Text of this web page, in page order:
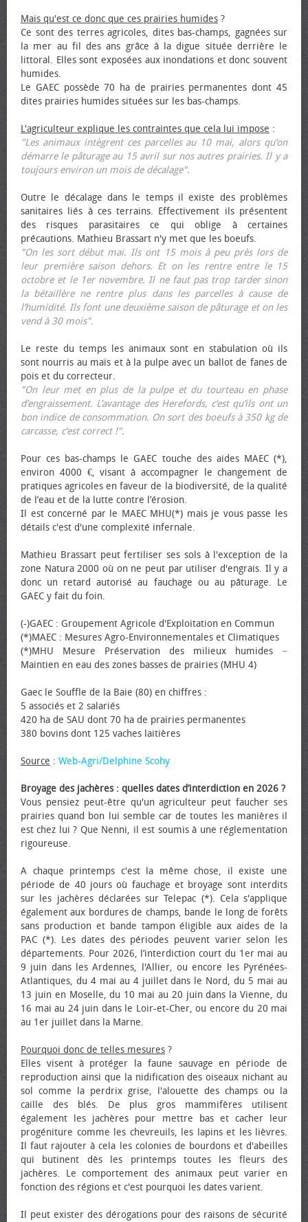
Mais qu'est ce donc que ces prairies humides ?
Ce sont des terres agricoles, dites bas-champs, gagnées sur
la mer au fil des ans grâce à la digue située derrière le
littoral. Elles sont exposées aux inondations et donc souvent
humides.
Le GAEC possède 70 ha de prairies permanentes dont 45
dites prairies humides situées sur les bas-champs.
L'agriculteur explique les contraintes que cela lui impose :
"Les animaux intègrent ces parcelles au 10 mai, alors qu’on
démarre le pâturage au 15 avril sur nos autres prairies. Il y a
toujours environ un mois de décalage".
Outre le décalage dans le temps il existe des problèmes
sanitaires liés à ces terrains. Effectivement ils présentent
des risques parasitaires ce qui oblige à certaines
précautions. Mathieu Brassart n'y met que les bœufs.
"On les sort début mai. Ils ont 15 mois à peu près lors de
leur première saison dehors. Et on les rentre entre le 15
octobre et le 1er novembre. Il ne faut pas trop tarder sinon
la bétaillère ne rentre plus dans les parcelles à cause de
l’humidité. Ils font une deuxième saison de pâturage et on les
vend à 30 mois".
Le reste du temps les animaux sont en stabulation où ils
sont nourris au maïs et à la pulpe avec un ballot de fanes de
pois et du correcteur.
"On leur met en plus de la pulpe et du tourteau en phase
d’engraissement. L’avantage des Herefords, c’est qu’ils ont un
bon indice de consommation. On sort des bœufs à 350 kg de
carcasse, c’est correct !".
Pour ces bas-champs le GAEC touche des aides MAEC (*),
environ 4000 €, visant à accompagner le changement de
pratiques agricoles en faveur de la biodiversité, de la qualité
de l’eau et de la lutte contre l’érosion.
Il est concerné par le MAEC MHU(*) mais je vous passe les
détails c'est d'une complexité infernale.
Mathieu Brassart peut fertiliser ses sols à l'exception de la
zone Natura 2000 où on ne peut par utiliser d'engrais. Il y a
donc un retard autorisé au fauchage ou au pâturage. Le
GAEC y fait du foin.
(-)GAEC : Groupement Agricole d'Exploitation en Commun
(*)MAEC : Mesures Agro-Environnementales et Climatiques
(*)MHU Mesure Préservation des milieux humides −
Maintien en eau des zones basses de prairies (MHU 4)
Gaec le Souffle de la Baie (80) en chiffres :
5 associés et 2 salariés
420 ha de SAU dont 70 ha de prairies permanentes
380 bovins dont 125 vaches laitières
Source : Web-Agri/Delphine Scohy
Broyage des jachères : quelles dates d’interdiction en 2026 ?
Vous pensiez peut-être qu'un agriculteur peut faucher ses
prairies quand bon lui semble car de toutes les manières il
est chez lui ? Que Nenni, il est soumis à une réglementation
rigoureuse.
A chaque printemps c'est la même chose, il existe une
période de 40 jours où fauchage et broyage sont interdits
sur les jachères déclarées sur Telepac (*). Cela s'applique
également aux bordures de champs, bande le long de forêts
sans production et bande tampon éligible aux aides de la
PAC (*). Les dates des périodes peuvent varier selon les
départements. Pour 2026, l’interdiction court du 1er mai au
9 juin dans les Ardennes, l'Allier, ou encore les Pyrénées-
Atlantiques, du 4 mai au 4 juillet dans le Nord, du 5 mai au
13 juin en Moselle, du 10 mai au 20 juin dans la Vienne, du
16 mai au 24 juin dans le Loir-et-Cher, ou encore du 20 mai
au 1er juillet dans la Marne.
Pourquoi donc de telles mesures ?
Elles visent à protéger la faune sauvage en période de
reproduction ainsi que la nidification des oiseaux nichant au
sol comme la perdrix grise, l'alouette des champs ou la
caille des blés. De plus gros mammifères utilisent
également les jachères pour mettre bas et cacher leur
progéniture comme les chevreuils, les lapins et les lièvres.
Il faut rajouter à cela les colonies de bourdons et d'abeilles
qui butinent dès les printemps toutes les fleurs des
jachères. Le comportement des animaux peut varier en
fonction des régions et c'est pourquoi les dates varient.
Il peut exister des dérogations pour des raisons de sécurité